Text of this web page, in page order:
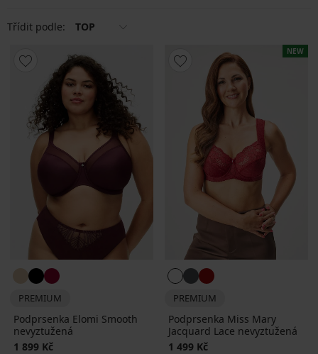
Třídit podle: TOP
PREMIUM
Podprsenka Elomi Smooth
nevyztužená
1 899 Kč
NEW
PREMIUM
Podprsenka Miss Mary
Jacquard Lace nevyztužená
1 499 Kč